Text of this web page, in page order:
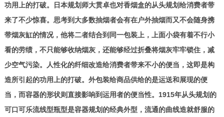
功用上的打破。日本规划师大贯卓也对香烟盒的从头规划给消费者带
来了不少惊喜。思考到大多数抽烟者会有在户外抽烟而又不会随身携
带烟灰缸的情况，他将二者结合到同一包装上，上面小袋有着不行小
看的劳绩，不只能够收纳烟灰，还能够经过折叠将烟灰牢牢锁住，减
少空气污染。人性化的纤细改造给消费者带来不小的便当，这即是构
造所引起的功用上的打破。外包装给商品供给的是运送和展现的便
当，而容器的形状则直接影响到运用者的便当性。1915年从头规划的
可口可乐流线型瓶型是容器规划的经典外型，流通的曲线造就舒服的